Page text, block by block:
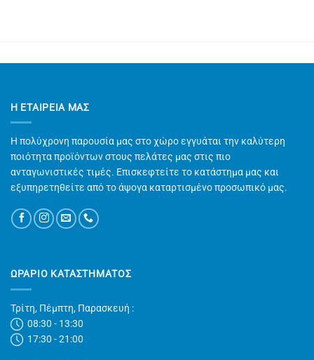
Η ΕΤΑΙΡΕΊΑ ΜΑΣ
Η πολύχρονη παρουσία μας στο χώρο εγγυάται την καλύτερη
ποιότητα προϊόντων στους πελάτες μας στις πιο
ανταγωνιστικές τιμές. Επισκεφτείτε το κατάστημα μας και
εξυπηρετηθείτε από το άψογα καταρτισμένο προσωπικό μας.
ΩΡΑΡΙΟ ΚΑΤΑΣΤΗΜΑΤΟΣ
Τρίτη, Πέμπτη, Παρασκευή :
08:30 - 13:30
17:30 - 21:00